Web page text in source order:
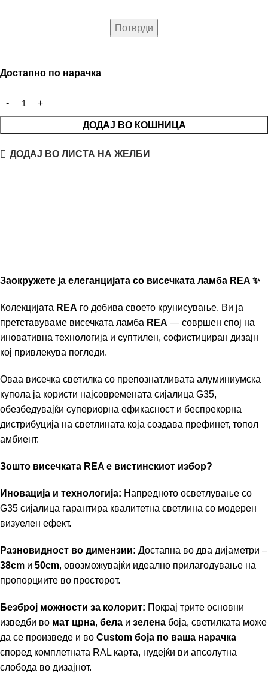
Достапно по нарачка
ДОДАЈ ВО КОШНИЦА
ДОДАЈ ВО ЛИСТА НА ЖЕЛБИ
Заокружете ја елеганцијата со висечката ламба REA ✨
Колекцијата REA го добива своето крунисување. Ви ја
претставуваме висечката ламба REA — совршен спој на
иновативна технологија и суптилен, софистициран дизајн
кој привлекува погледи.
Оваа висечка светилка со препознатливата алуминиумска
купола ја користи најсовремената сијалица G35,
обезбедувајќи супериорна ефикасност и беспрекорна
дистрибуција на светлината која создава префинет, топол
амбиент.
Зошто висечката REA е вистинскиот избор?
Иновација и технологија: Напредното осветлување со
G35 сијалица гарантира квалитетна светлина со модерен
визуелен ефект.
Разновидност во димензии: Достапна во два дијаметри –
38cm и 50cm, овозможувајќи идеално прилагодување на
пропорциите во просторот.
Безброј можности за колорит: Покрај трите основни
изведби во мат црна, бела и зелена боја, светилката може
да се произведе и во Custom боја по ваша нарачка
според комплетната RAL карта, нудејќи ви апсолутна
слобода во дизајнот.